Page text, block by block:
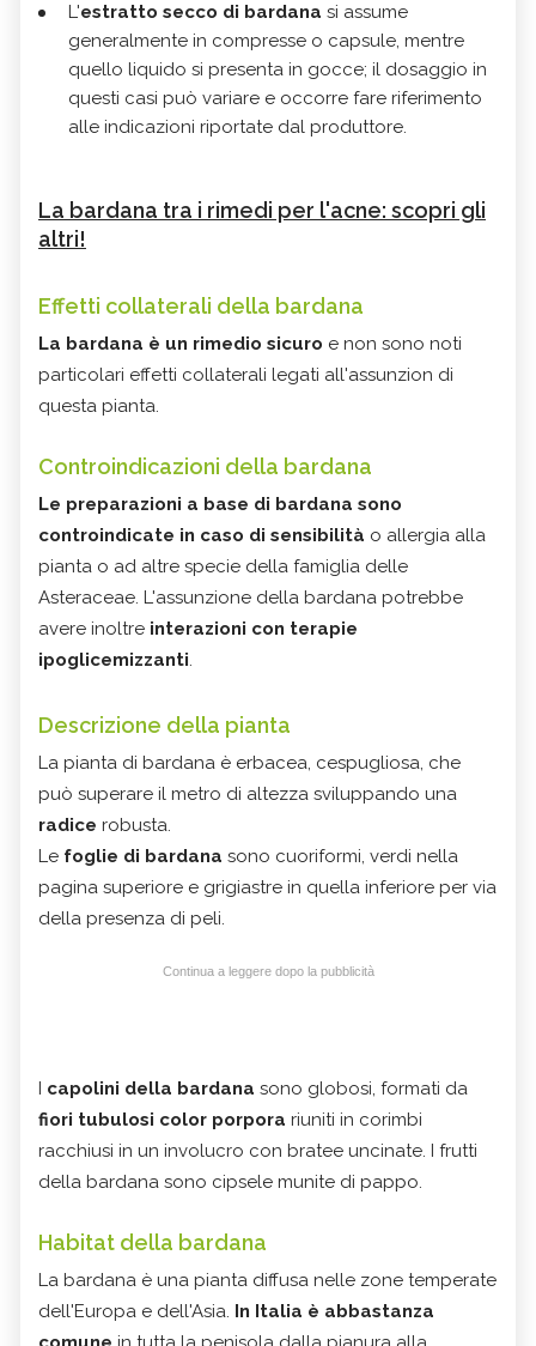
L'estratto secco di bardana si assume
generalmente in compresse o capsule, mentre
quello liquido si presenta in gocce; il dosaggio in
questi casi può variare e occorre fare riferimento
alle indicazioni riportate dal produttore.
La bardana tra i rimedi per l'acne: scopri gli
altri!
Effetti collaterali della bardana
La bardana è un rimedio sicuro e non sono noti
particolari effetti collaterali legati all'assunzion di
questa pianta.
Controindicazioni della bardana
Le preparazioni a base di bardana sono
controindicate in caso di sensibilità o allergia alla
pianta o ad altre specie della famiglia delle
Asteraceae. L'assunzione della bardana potrebbe
avere inoltre interazioni con terapie
ipoglicemizzanti.
Descrizione della pianta
La pianta di bardana è erbacea, cespugliosa, che
può superare il metro di altezza sviluppando una
radice robusta.
Le foglie di bardana sono cuoriformi, verdi nella
pagina superiore e grigiastre in quella inferiore per via
della presenza di peli.
Continua a leggere dopo la pubblicità
I capolini della bardana sono globosi, formati da
fiori tubulosi color porpora riuniti in corimbi
racchiusi in un involucro con bratee uncinate. I frutti
della bardana sono cipsele munite di pappo.
Habitat della bardana
La bardana è una pianta diffusa nelle zone temperate
dell'Europa e dell'Asia. In Italia è abbastanza